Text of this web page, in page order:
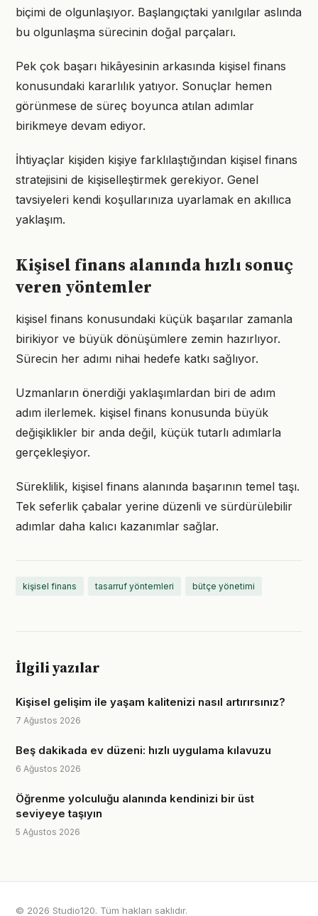
biçimi de olgunlaşıyor. Başlangıçtaki yanılgılar aslında
bu olgunlaşma sürecinin doğal parçaları.
Pek çok başarı hikâyesinin arkasında kişisel finans
konusundaki kararlılık yatıyor. Sonuçlar hemen
görünmese de süreç boyunca atılan adımlar
birikmeye devam ediyor.
İhtiyaçlar kişiden kişiye farklılaştığından kişisel finans
stratejisini de kişiselleştirmek gerekiyor. Genel
tavsiyeleri kendi koşullarınıza uyarlamak en akıllıca
yaklaşım.
Kişisel finans alanında hızlı sonuç
veren yöntemler
kişisel finans konusundaki küçük başarılar zamanla
birikiyor ve büyük dönüşümlere zemin hazırlıyor.
Sürecin her adımı nihai hedefe katkı sağlıyor.
Uzmanların önerdiği yaklaşımlardan biri de adım
adım ilerlemek. kişisel finans konusunda büyük
değişiklikler bir anda değil, küçük tutarlı adımlarla
gerçekleşiyor.
Süreklilik, kişisel finans alanında başarının temel taşı.
Tek seferlik çabalar yerine düzenli ve sürdürülebilir
adımlar daha kalıcı kazanımlar sağlar.
kişisel finans tasarruf yöntemleri bütçe yönetimi
İlgili yazılar
Kişisel gelişim ile yaşam kalitenizi nasıl artırırsınız?
7 Ağustos 2026
Beş dakikada ev düzeni: hızlı uygulama kılavuzu
6 Ağustos 2026
Öğrenme yolculuğu alanında kendinizi bir üst
seviyeye taşıyın
5 Ağustos 2026
© 2026 Studio120. Tüm hakları saklıdır.